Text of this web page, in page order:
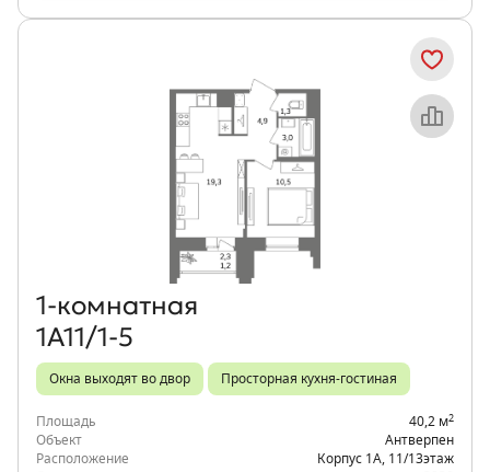
Объект месяца
1‑комнатная
1А11/1-5
Окна выходят во двор Просторная кухня-гостиная
Площадь 40,2 м2
Объект
Антверпен
Расположение
Корпус 1А 11/13этаж